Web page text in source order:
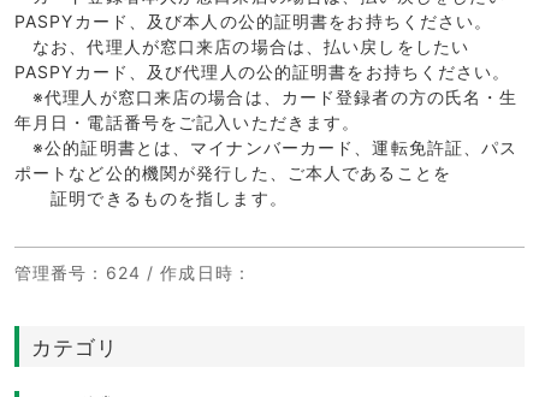
PASPYカード、及び本人の公的証明書をお持ちください。
なお、代理人が窓口来店の場合は、払い戻しをしたい
PASPYカード、及び代理人の公的証明書をお持ちください。
※代理人が窓口来店の場合は、カード登録者の方の氏名・生
年月日・電話番号をご記入いただきます。
※公的証明書とは、マイナンバーカード、運転免許証、パス
ポートなど公的機関が発行した、ご本人であることを
証明できるものを指します。
管理番号 ：624 /作成日時 ：
カテゴリ